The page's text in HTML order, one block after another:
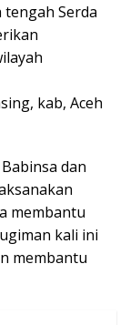
Serda
kab, Aceh
dan
membantu
kali ini
membantu